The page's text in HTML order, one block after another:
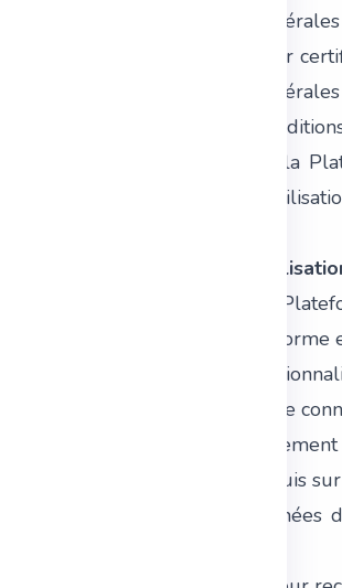
Conditions
4.4. L’Utilisateur
Conditions
4.5. Si les
l’évolution de la
Générales
5. Accès et
5.1. Accès à la
5.1.1. La
5.1.2. Les
via un portail de
5.1.3.
formulaire requis
5.1.4. Les